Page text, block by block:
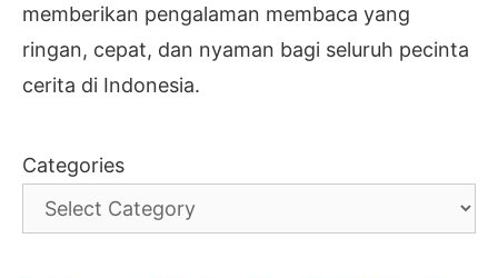
memberikan pengalaman membaca yang
ringan, cepat, dan nyaman bagi seluruh pecinta
cerita di Indonesia.
Categories